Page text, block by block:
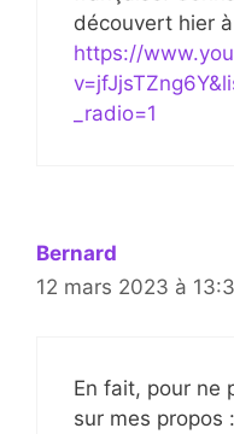
découvert hier
https://
_radio=1
Bernard
12 mars 2023 à
En fait, pour ne
sur mes propos :